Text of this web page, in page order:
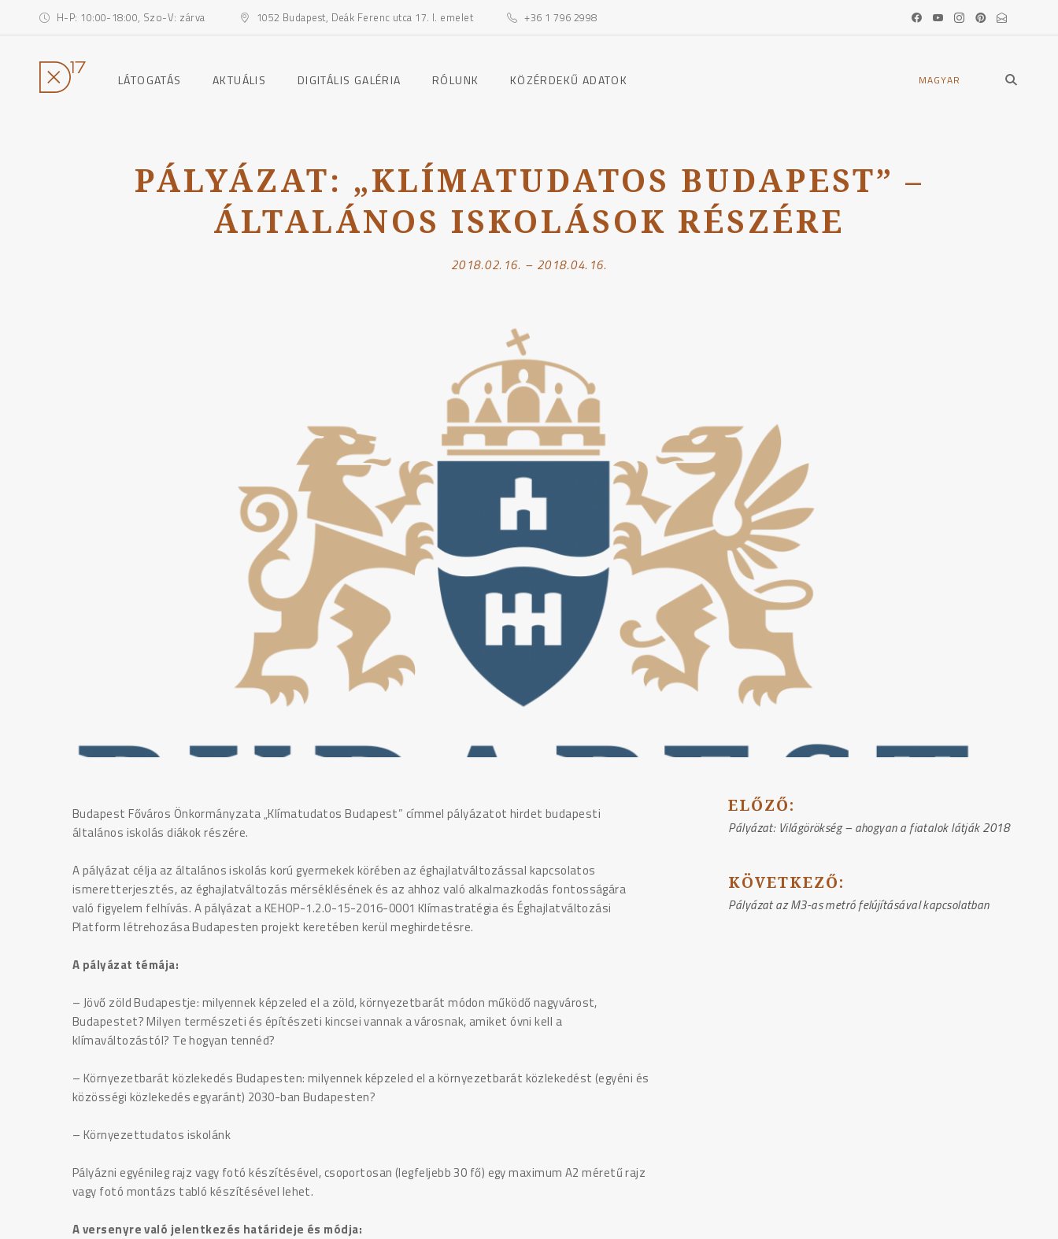
H-P: 10:00-18:00, Szo-V: zárva 1052 Budapest, Deák Ferenc utca 17. I. emelet +36 1 796 2998
LÁTOGATÁS toggleAKTUÁLIS toggleDIGITÁLIS GALÉRIA toggleRÓLUNK toggleKÖZÉRDEKŰ ADATOK MAGYAR
open
PÁLYÁZAT: „KLÍMATUDATOS BUDAPEST” –
ÁLTALÁNOS ISKOLÁSOK RÉSZÉRE
2018.02.16. – 2018.04.16.
Budapest Főváros Önkormányzata „Klímatudatos Budapest” címmel pályázatot hirdet budapesti
általános iskolás diákok részére.
A pályázat célja az általános iskolás korú gyermekek körében az éghajlatváltozással kapcsolatos
ismeretterjesztés, az éghajlatváltozás mérséklésének és az ahhoz való alkalmazkodás fontosságára
való figyelem felhívás. A pályázat a KEHOP-1.2.0-15-2016-0001 Klímastratégia és Éghajlatváltozási
Platform létrehozása Budapesten projekt keretében kerül meghirdetésre.
A pályázat témája:
– Jövő zöld Budapestje: milyennek képzeled el a zöld, környezetbarát módon működő nagyvárost,
Budapestet? Milyen természeti és építészeti kincsei vannak a városnak, amiket óvni kell a
klímaváltozástól? Te hogyan tennéd?
– Környezetbarát közlekedés Budapesten: milyennek képzeled el a környezetbarát közlekedést (egyéni és
közösségi közlekedés egyaránt) 2030-ban Budapesten?
– Környezettudatos iskolánk
Pályázni egyénileg rajz vagy fotó készítésével, csoportosan (legfeljebb 30 fő) egy maximum A2 méretű rajz
vagy fotó montázs tabló készítésével lehet.
A versenyre való jelentkezés határideje és módja:
BEJEGYZÉS
NAVIGÁCIÓ
ELŐZŐ:
Pályázat: Világörökség – ahogyan a fiatalok látják 2018
KÖVETKEZŐ:
Pályázat az M3-as metró felújításával kapcsolatban